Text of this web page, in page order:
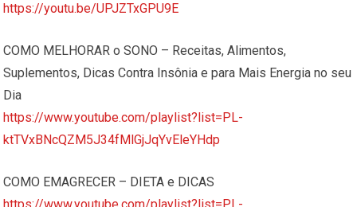
https://youtu.be/UPJZTxGPU9E
COMO MELHORAR o SONO – Receitas, Alimentos,
Suplementos, Dicas Contra Insônia e para Mais Energia no seu
Dia
https://www.youtube.com/playlist?list=PL-
ktTVxBNcQZM5J34fMlGjJqYvEleYHdp
COMO EMAGRECER – DIETA e DICAS